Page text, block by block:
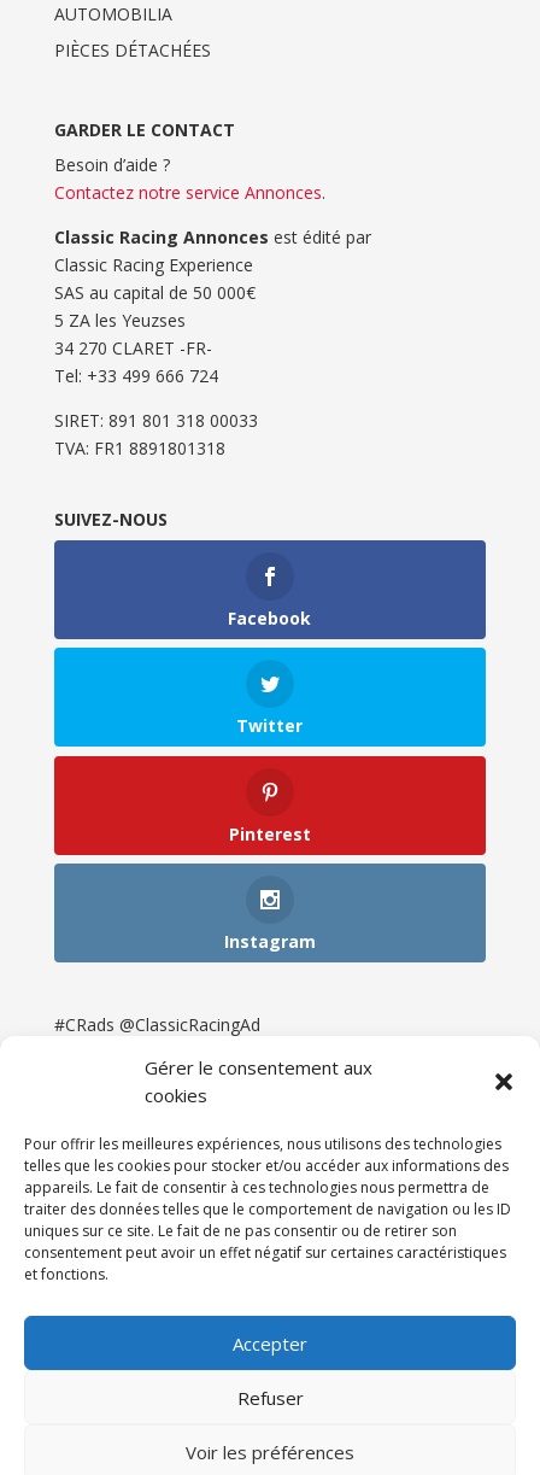
Gérer le consentement aux
cookies
Pour offrir les meilleures expériences, nous utilisons des technologies
telles que les cookies pour stocker et/ou accéder aux informations des
appareils. Le fait de consentir à ces technologies nous permettra de
traiter des données telles que le comportement de navigation ou les ID
uniques sur ce site. Le fait de ne pas consentir ou de retirer son
consentement peut avoir un effet négatif sur certaines caractéristiques
et fonctions.
Accepter
Refuser
Voir les préférences
AUTOMOBILIA
PIÈCES DÉTACHÉES
GARDER LE CONTACT
Besoin d’aide ?
Contactez notre service Annonces.
Classic Racing Annonces est édité par
Classic Racing Experience
SAS au capital de 50 000€
5 ZA les Yeuzses
34 270 CLARET -FR-
Tel: ‭+33 499 666 724‬
SIRET: 891 801 318 00033
TVA: FR1 8891801318
SUIVEZ-NOUS
Facebook
Twitter
Pinterest
Instagram
#CRads @ClassicRacingAd
Newsletter & Presse
Partenaires
Tarifs
Espace Client
121DigitalGroup |